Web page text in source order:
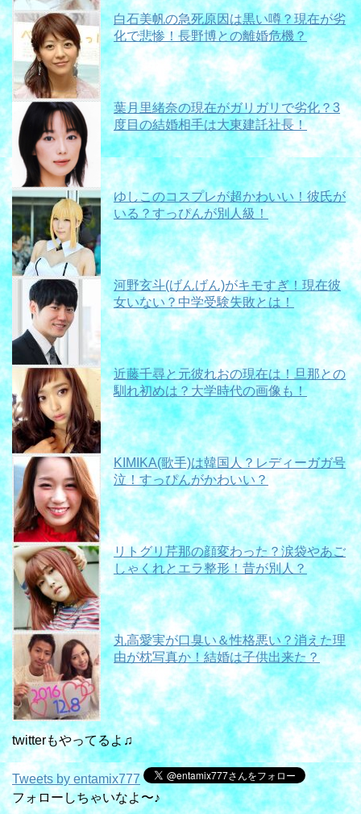
白石美帆の急死原因は黒い噂？現在が劣
化で悲惨！長野博との離婚危機？
葉月里緒奈の現在がガリガリで劣化？3
度目の結婚相手は大東建託社長！
ゆしこのコスプレが超かわいい！彼氏が
いる？すっぴんが別人級！
河野玄斗(げんげん)がキモすぎ！現在彼
女いない？中学受験失敗とは！
近藤千尋と元彼れおの現在は！旦那との
馴れ初めは？大学時代の画像も！
KIMIKA(歌手)は韓国人？レディーガガ号
泣！すっぴんがかわいい？
リトグリ芹那の顔変わった？涙袋やあご
しゃくれとエラ整形！昔が別人？
丸高愛実が口臭い＆性格悪い？消えた理
由が枕写真か！結婚は子供出来た？
twitterもやってるよ♫
Tweets by entamix777
フォローしちゃいなよ〜♪